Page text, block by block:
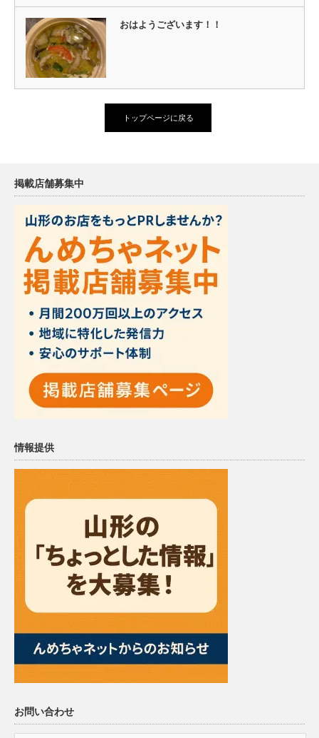
おはようございます！！
トップページに戻る
掲載店舗募集中
情報提供
お問い合わせ